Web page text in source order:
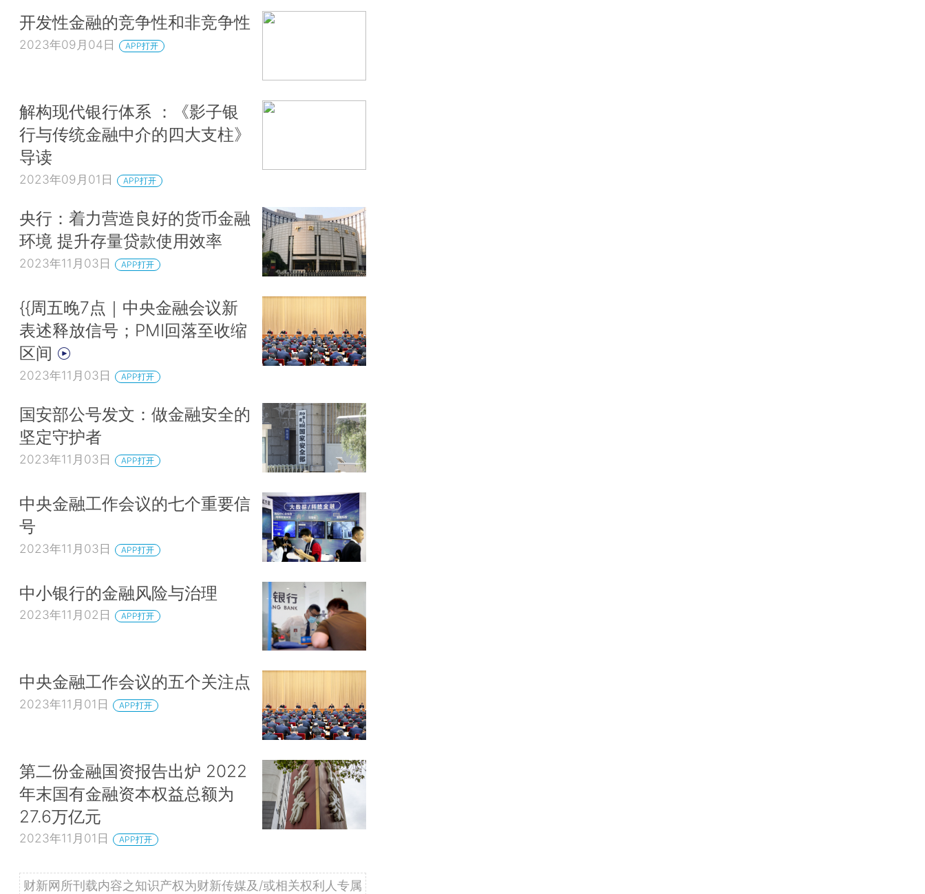
开发性金融的竞争性和非竞争性
2023年09月04日 APP打开
解构现代银行体系 ：《影子银
行与传统金融中介的四大支柱》
导读
2023年09月01日 APP打开
央行：着力营造良好的货币金融
环境 提升存量贷款使用效率
2023年11月03日 APP打开
{{周五晚7点｜中央金融会议新
表述释放信号；PMI回落至收缩
区间
2023年11月03日 APP打开
国安部公号发文：做金融安全的
坚定守护者
2023年11月03日 APP打开
中央金融工作会议的七个重要信
号
2023年11月03日 APP打开
中小银行的金融风险与治理
2023年11月02日 APP打开
中央金融工作会议的五个关注点
2023年11月01日 APP打开
第二份金融国资报告出炉 2022
年末国有金融资本权益总额为
27.6万亿元
2023年11月01日 APP打开
财新网所刊载内容之知识产权为财新传媒及/或相关权利人专属